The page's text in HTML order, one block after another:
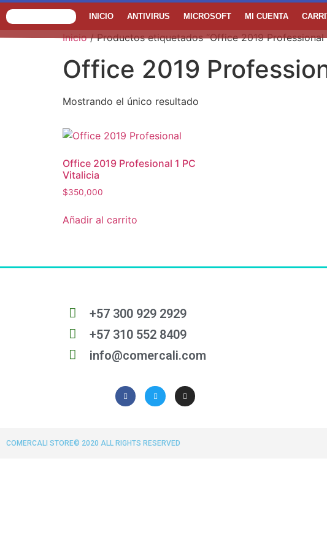
INICIO ANTIVIRUS MICROSOFT MI CUENTA
Inicio/ Productos etiquetados “Office 2019 Professional
Office 2019
Mostrando el único resultado
Office 2019 Profesional 1 PC
Vitalicia
$350,000
Añadir al carrito
+57 300 929 2929
+57 310 552 8409
info@comercali.com
COMERCALI STORE© 2020 ALL RIGHTS RESERVED​